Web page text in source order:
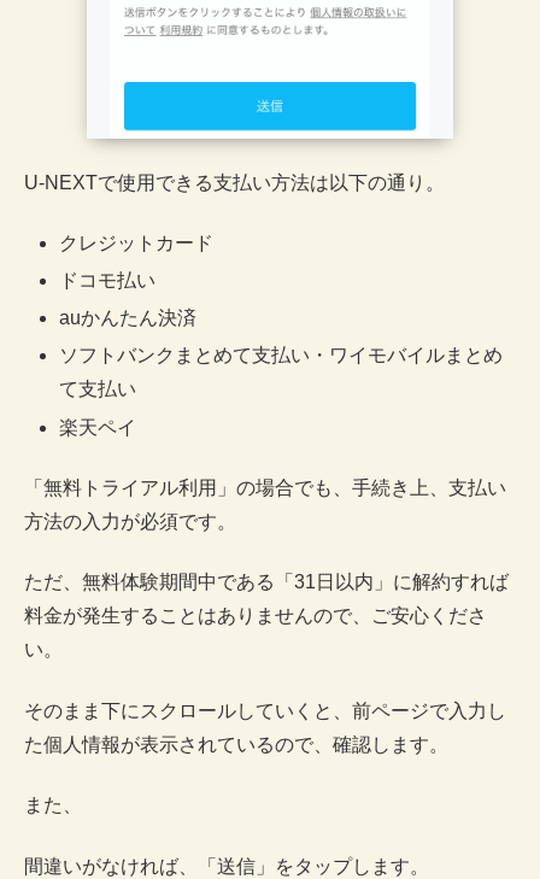
U-NEXTで使用できる支払い方法は以下の通り。
クレジットカード
ドコモ払い
auかんたん決済
ソフトバンクまとめて支払い・ワイモバイルまとめ
て支払い
楽天ペイ
「無料トライアル利用」の場合でも、手続き上、支払い
方法の入力が必須です。
ただ、無料体験期間中である「31日以内」に解約すれば
料金が発生することはありませんので、ご安心くださ
い。
そのまま下にスクロールしていくと、前ページで入力し
た個人情報が表示されているので、確認します。
また、
間違いがなければ、「送信」をタップします。